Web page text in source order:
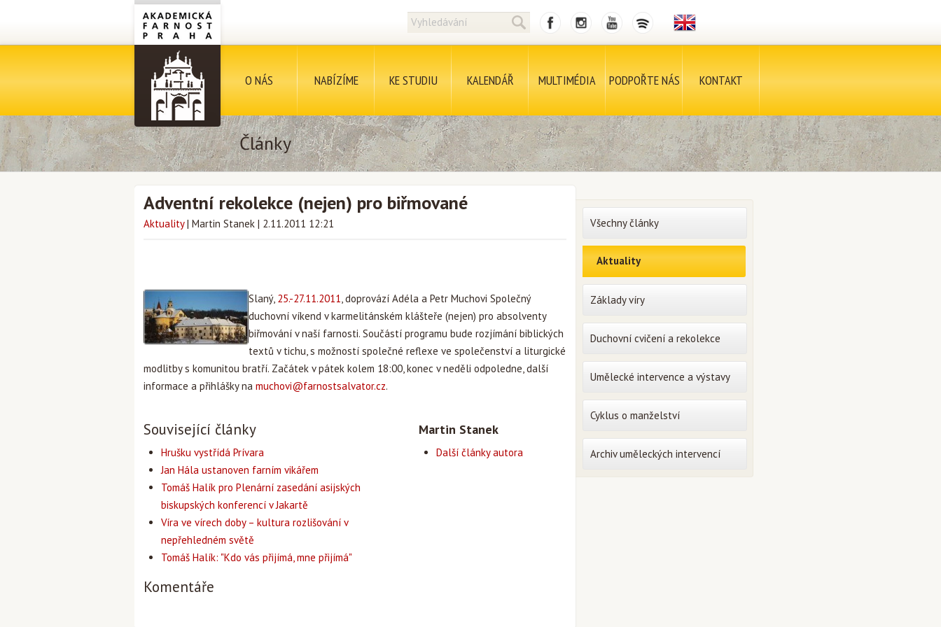
O NÁS NABÍZÍME KE STUDIU KALENDÁŘ MULTIMÉDIA PODPOŘTE NÁS KONTAKT
Články
Adventní rekolekce (nejen) pro biřmované
Aktuality | Martin Stanek | 2.11.2011 12:21
Slaný, 25.-27.11.2011, doprovází Adéla a Petr Muchovi Společný
duchovní víkend v karmelitánském klášteře (nejen) pro absolventy
biřmování v naší farnosti. Součástí programu bude rozjímání biblických
textů v tichu, s možností společné reflexe ve společenství a liturgické
modlitby s komunitou bratří. Začátek v pátek kolem 18:00, konec v neděli odpoledne, další
informace a přihlášky na muchovi@farnostsalvator.cz.
Související články
Hrušku vystřídá Prívara
Jan Hála ustanoven farním vikářem
Tomáš Halík pro Plenární zasedání asijských
biskupských konferencí v Jakartě
Víra ve vírech doby – kultura rozlišování v
nepřehledném světě
Tomáš Halík: "Kdo vás přijímá, mne přijímá"
Martin Stanek
Další články autora
Komentáře
Všechny články
Aktuality
Základy víry
Duchovní cvičení a rekolekce
Umělecké intervence a výstavy
Cyklus o manželství
Archiv uměleckých intervencí